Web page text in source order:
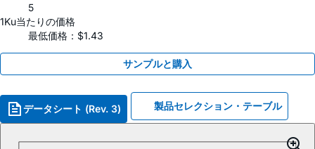
5
1Ku当たりの価格
最低価格：$1.43
サンプルと購入
データシート (Rev. 3) 製品セレクション・テーブル